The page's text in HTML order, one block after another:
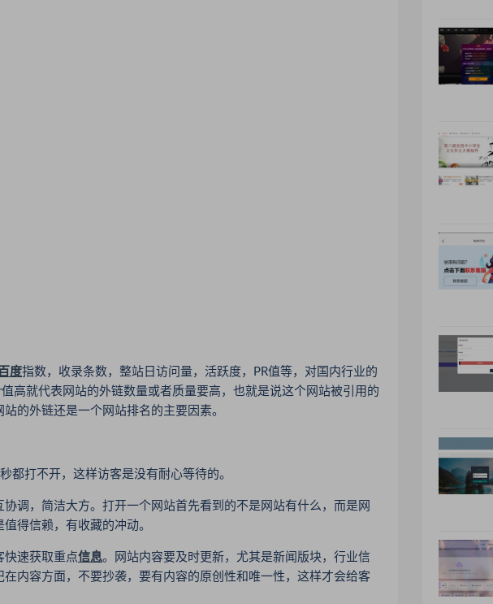
百度指数，收录条数，整站日访问量，活跃度，PR值等，对国内行业的
高就代表网站的外链数量或者质量要高，也就是说这个网站被引用的
的外链还是一个网站排名的主要因素。
打不开，这样访客是没有耐心等待的。
，简洁大方。打开一个网站首先看到的不是网站有什么，而是网
得信赖，有收藏的冲动。
速获取重点信息。网站内容要及时更新，尤其是新闻版块，行业信
内容方面，不要抄袭，要有内容的原创性和唯一性，这样才会给客